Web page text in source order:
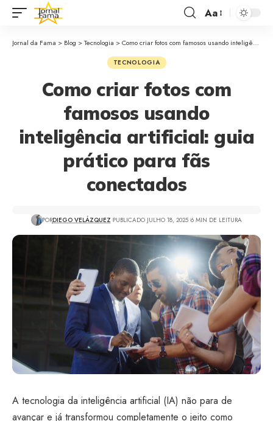
Aa
Jornal da Fama > Blog >Tecnologia >Como criar fotos com famosos usando inteligência artificial: guia prático para fãs conectados
TECNOLOGIA
Como criar fotos com
famosos usando
inteligência artificial: guia
prático para fãs
conectados
PORDIEGO VELÁZQUEZ PUBLICADO JULHO 18, 2025 6 MIN DE LEITURA
A tecnologia da inteligência artificial (IA) não para de
avançar e já transformou completamente o jeito como